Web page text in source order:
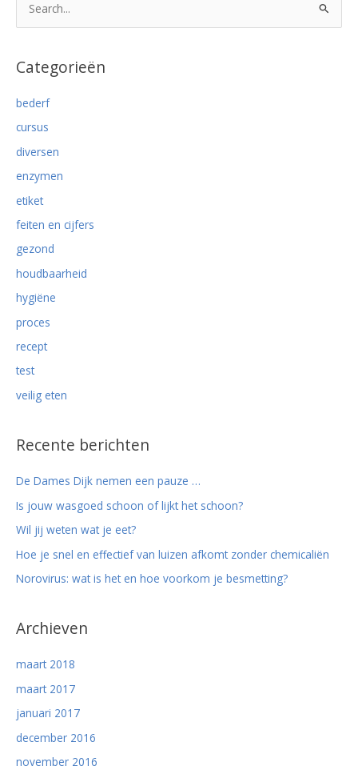
over
vlees
k
a
a
r
:
Categorieën
bederf
cursus
diversen
enzymen
etiket
feiten en cijfers
gezond
houdbaarheid
hygiëne
proces
recept
test
veilig eten
Recente berichten
De Dames Dijk nemen een pauze …
Is jouw wasgoed schoon of lijkt het schoon?
Wil jij weten wat je eet?
Hoe je snel en effectief van luizen afkomt zonder chemicaliën
Norovirus: wat is het en hoe voorkom je besmetting?
Archieven
maart 2018
maart 2017
januari 2017
december 2016
november 2016